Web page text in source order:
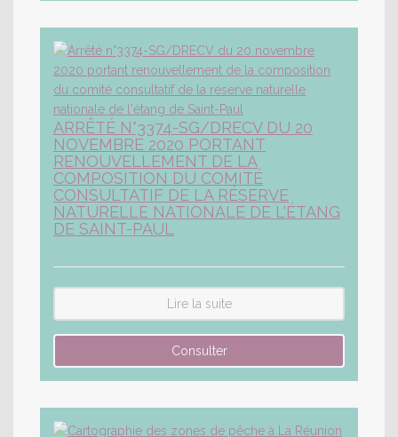
ARRÊTÉ N°3374-SG/DRECV DU 20
NOVEMBRE 2020 PORTANT
RENOUVELLEMENT DE LA
COMPOSITION DU COMITÉ
CONSULTATIF DE LA RÉSERVE
NATURELLE NATIONALE DE L'ÉTANG
DE SAINT-PAUL
Lire la suite